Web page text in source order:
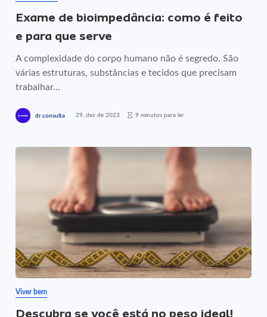
Exame de bioimpedância: como é feito
e para que serve
A complexidade do corpo humano não é segredo. São
várias estruturas, substâncias e tecidos que precisam
trabalhar...
dr.consulta 29, dez de 2023 9 minutos para ler
Viver bem
Descubra se você está no peso ideal!